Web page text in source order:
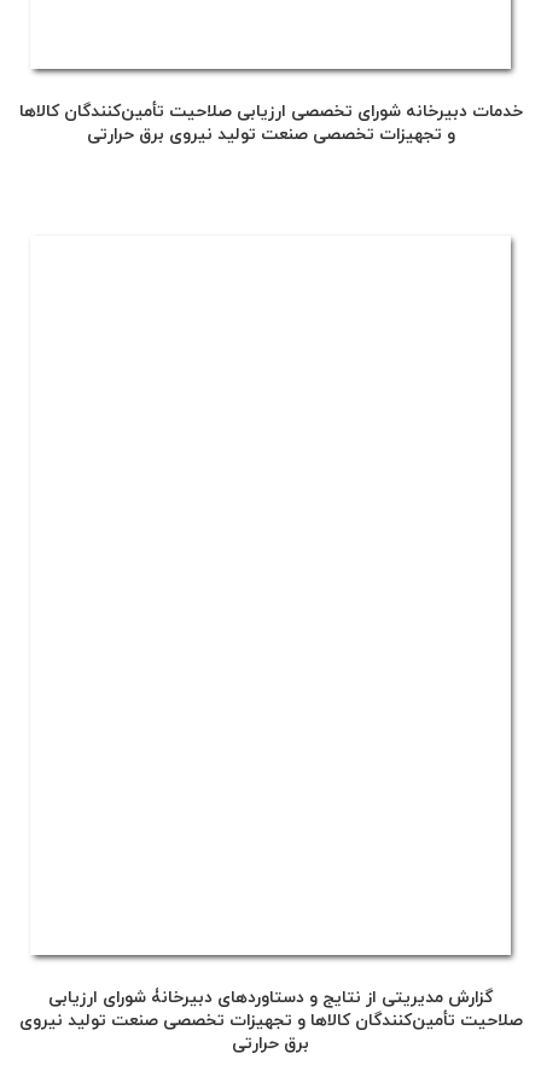
خدمات دبیرخانه شورای تخصصی ارزیابی صلاحیت تأمین‌کنندگان کالاها
و تجهیزات تخصصی صنعت تولید نیروی برق حرارتی
گزارش مدیریتی از نتایج و دستاوردهای دبیرخانۀ شورای ارزیابی
صلاحیت تأمین‌کنندگان کالاها و تجهیزات تخصصی صنعت تولید نیروی
برق حرارتی